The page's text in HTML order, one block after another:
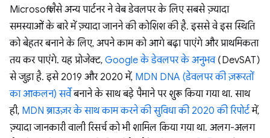
Microsoft जैसे अन्य पार्टनर ने वेब डेवलपर के लिए सबसे ज़्यादा
समस्याओं के बारे में ज़्यादा जानने की कोशिश की है. इससे वे इस स्थिति
को बेहतर बनाने के लिए, अपने काम को आगे बढ़ा पाएंगे और प्राथमिकता
तय कर पाएंगे. यह प्रोजेक्ट, Google के डेवलपर के अनुभव(DevSAT)
से जुड़ा है. इसे 2019 और 2020 में, MDN DNA (डेवलपर की ज़रूरतों
का आकलन) सर्वेबनाने के साथ बड़े पैमाने पर शुरू किया गया था. साथ
ही, MDN ब्राउज़र के साथ काम करने की सुविधा की 2020 की रिपोर्टमें,
ज़्यादा जानकारी वाली रिसर्च को भी शामिल किया गया था. अलग-अलग